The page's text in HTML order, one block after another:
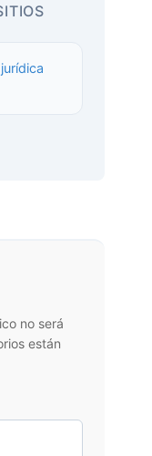
no será
están